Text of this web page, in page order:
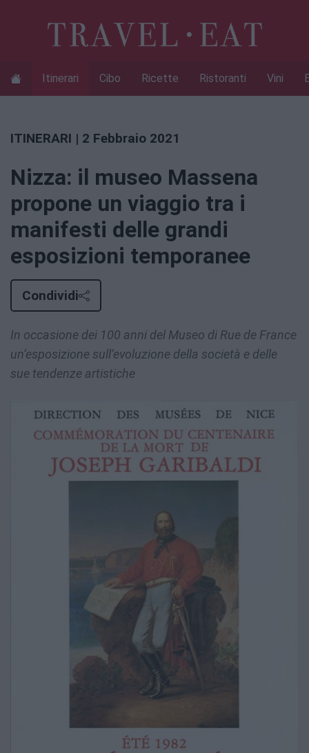
Itinerari Cibo Ricette Ristoranti Vini
ITINERARI | 2 Febbraio 2021
Nizza: il museo Massena
propone un viaggio tra i
manifesti delle grandi
esposizioni temporanee
Condividi
In occasione dei 100 anni del Museo di Rue de France
un’esposizione sull’evoluzione della società e delle
sue tendenze artistiche